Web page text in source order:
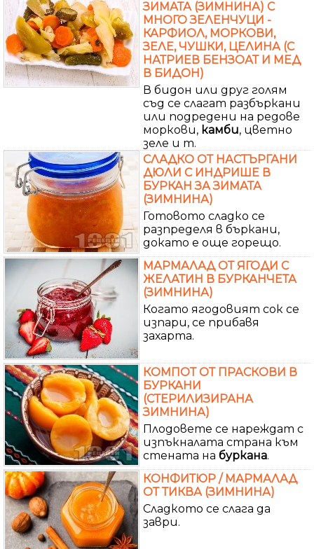
ЗИМАТА (ЗИМНИНА) С
МНОГО ЗЕЛЕНЧУЦИ -
КАРФИОЛ, МОРКОВИ,
ЗЕЛЕ, ЧУШКИ, ЦЕЛИНА (С
НАТРИЕВ БЕНЗОАТ И МЕД
В БИДОН)
В бидон или друг голям
съд се слагат разбъркани
или подредени на редове
моркови, камби, цветно
зеле и т.
СЛАДКО ОТ НАСТЪРГАНИ
ДЮЛИ С ИНДРИШЕ В
БУРКАН ЗА ЗИМАТА
(ЗИМНИНА)
Готовото сладко се
разпределя в бъркани,
докато е още горещо.
МАРМАЛАД ОТ ЯГОДИ С
ЖЕЛАТИН В БУРКАНЧЕТА
(ЗИМНИНА)
Когато ягодовият сок се
изпари, се прибавя
захарта.
КОМПОТ ОТ ПРАСКОВИ В
БУРКАНИ
(СТЕРИЛИЗИРАНА
ЗИМНИНА)
Плодовете се нареждат с
изпъкналата страна към
стената на буркана.
КОНФИТЮР / МАРМАЛАД
ОТ ТИКВА (ЗИМНИНА)
Сладкото се слага да
заври.